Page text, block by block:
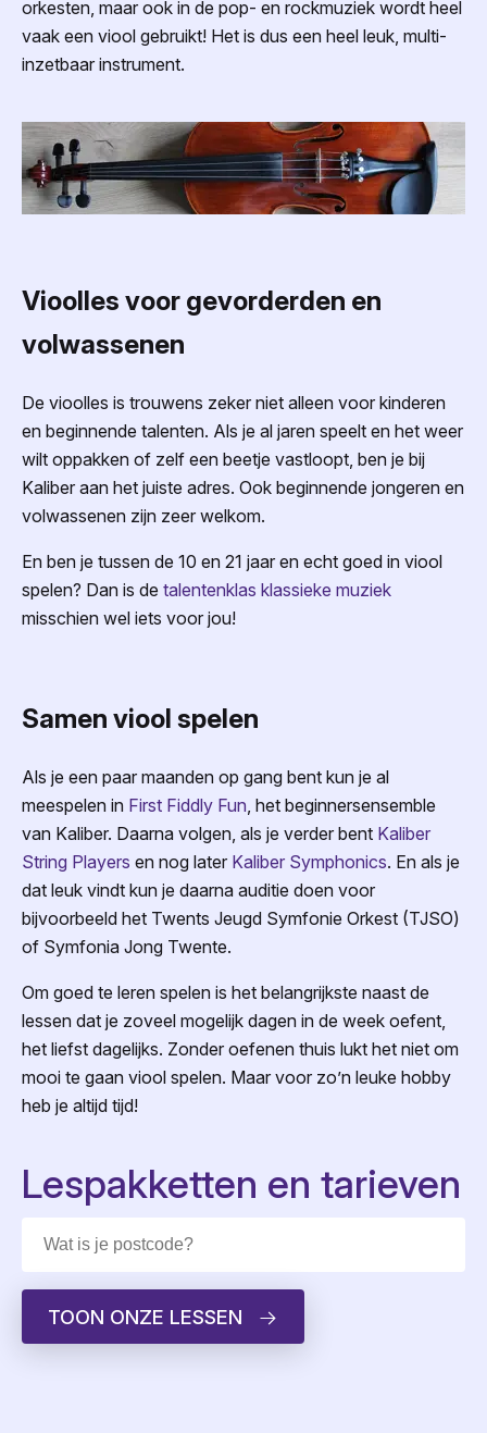
orkesten, maar ook in de pop- en rockmuziek wordt heel
vaak een viool gebruikt! Het is dus een heel leuk, multi-
inzetbaar instrument.
Vioolles voor gevorderden en
volwassenen
De vioolles is trouwens zeker niet alleen voor kinderen
en beginnende talenten. Als je al jaren speelt en het weer
wilt oppakken of zelf een beetje vastloopt, ben je bij
Kaliber aan het juiste adres. Ook beginnende jongeren en
volwassenen zijn zeer welkom.
En ben je tussen de 10 en 21 jaar en echt goed in viool
spelen? Dan is de talentenklas klassieke muziek
misschien wel iets voor jou!
Samen viool spelen
Als je een paar maanden op gang bent kun je al
meespelen in First Fiddly Fun , het beginnersensemble
van Kaliber. Daarna volgen, als je verder bent Kaliber
String Players en nog later Kaliber Symphonics. En als je
dat leuk vindt kun je daarna auditie doen voor
bijvoorbeeld het Twents Jeugd Symfonie Orkest (TJSO)
of Symfonia Jong Twente.
Om goed te leren spelen is het belangrijkste naast de
lessen dat je zoveel mogelijk dagen in de week oefent,
het liefst dagelijks. Zonder oefenen thuis lukt het niet om
mooi te gaan viool spelen. Maar voor zo’n leuke hobby
heb je altijd tijd!
Lespakketten en tarieven
TOON ONZE LESSEN